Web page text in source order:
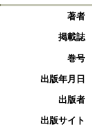
著者
掲載誌
巻号
出版年月日
出版者
出版サイト